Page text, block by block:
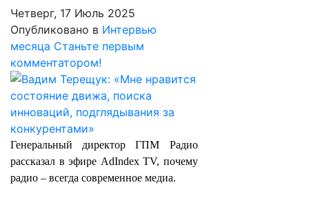
Четверг, 17 Июль 2025
Опубликовано в Интервью
месяца Станьте первым
комментатором!
Генеральный директор ГПМ Радио
рассказал в эфире AdIndex TV, почему
радио – всегда современное медиа.